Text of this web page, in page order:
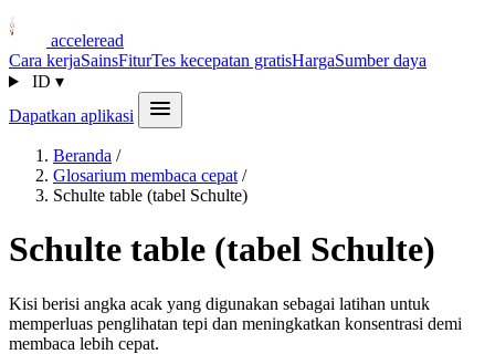
acceleread
Cara kerjaSainsFiturTes kecepatan gratisHargaSumber daya
ID ▾
Dapatkan aplikasi
Beranda /
Glosarium membaca cepat /
Schulte table (tabel Schulte)
Schulte table (tabel Schulte)
Kisi berisi angka acak yang digunakan sebagai latihan untuk
memperluas penglihatan tepi dan meningkatkan konsentrasi demi
membaca lebih cepat.